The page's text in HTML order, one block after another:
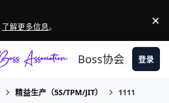
了解更多信息。 ×
Boss协会 登录
精益生产（5S/TPM/JIT） 1111